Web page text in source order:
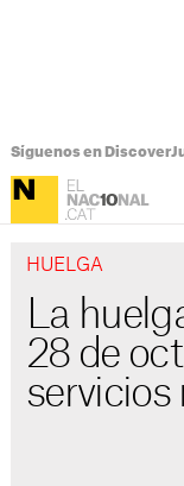
Síguenos en Discover
HUELGA
La
28 de